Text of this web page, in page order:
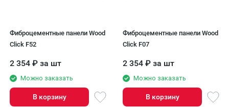
Фиброцементные панели Wood
Click F52
2 354 ₽ за шт
Можно заказать
В корзину
Фиброцементные панели Wood
Click F07
2 354 ₽ за шт
Можно заказать
В корзину